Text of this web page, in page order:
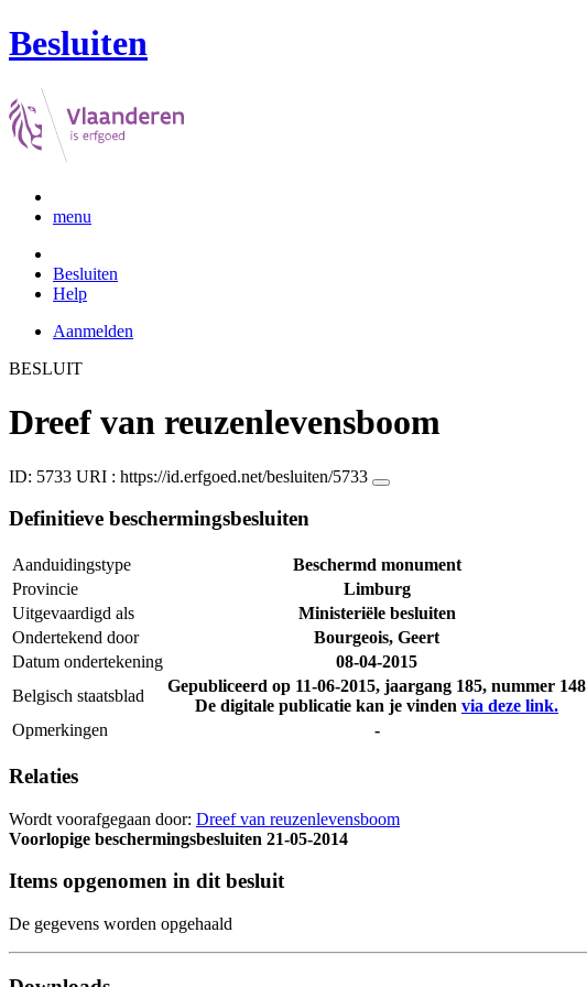
Besluiten
menu
Besluiten
Help
Aanmelden
BESLUIT
Dreef van reuzenlevensboom
ID: 5733 URI : https://id.erfgoed.net/besluiten/5733
Definitieve beschermingsbesluiten
Aanduidingstype
Beschermd monument
Provincie
Limburg
Uitgevaardigd als
Ministeriële besluiten
Ondertekend door
Bourgeois, Geert
Datum ondertekening
08-04-2015
Belgisch staatsblad
Gepubliceerd op 11-06-2015, jaargang 185, nummer 148
De digitale publicatie kan je vinden via deze link.
Opmerkingen
-
Relaties
Wordt voorafgegaan door: Dreef van reuzenlevensboom
Voorlopige beschermingsbesluiten 21-05-2014
Items opgenomen in dit besluit
De gegevens worden opgehaald